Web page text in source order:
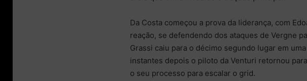
Da Costa começou a prova da liderança, com
reação, se defendendo dos ataques de Vergne
Grassi caiu para o décimo segundo lugar em
instantes depois o piloto da Venturi retornou
o seu processo para escalar o grid.